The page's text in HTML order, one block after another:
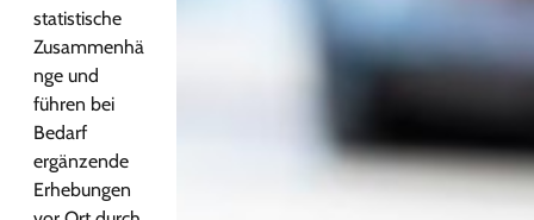
statistische
Zusammenhä
nge und
führen bei
Bedarf
ergänzende
Erhebungen